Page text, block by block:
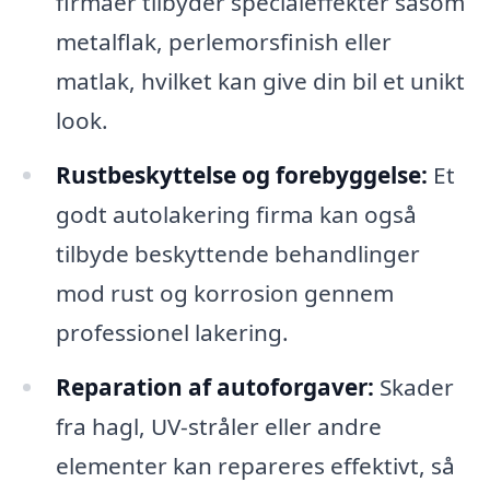
metalflak, perlemorsfinish eller
matlak, hvilket kan give din bil et unikt
look.
Rustbeskyttelse og forebyggelse: Et
godt autolakering firma kan også
tilbyde beskyttende behandlinger
mod rust og korrosion gennem
professionel lakering.
Reparation af autoforgaver: Skader
fra hagl, UV-stråler eller andre
elementer kan repareres effektivt, så